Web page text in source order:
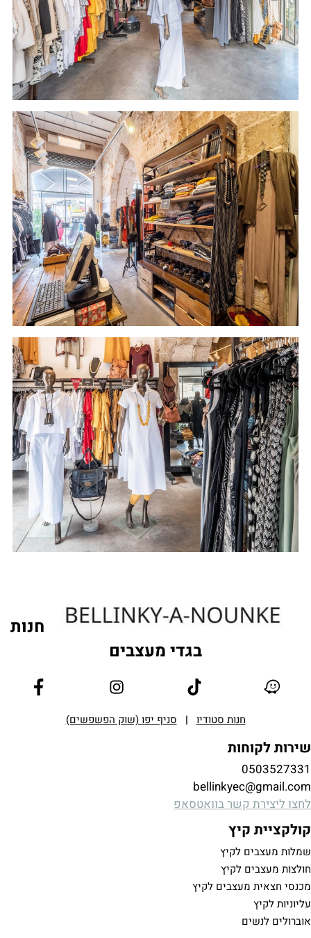
חנות
בגדי מעצבים
חנות סטודיו | סניף יפו (שוק הפשפשים)
שירות לקוחות
0503527331
bellinkyec@gmail.com
לחצו ליצירת קשר בוואטסאפ
קולקציית קיץ
שמלות מעצבים לקיץ
חולצות מעצבים לקיץ
מכנסי חצאית מעצבים לקיץ
עליוניות לקיץ
אוברולים לנשים